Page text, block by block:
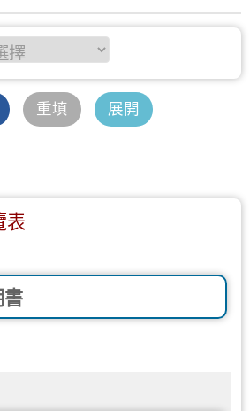
重填 展開
表
書